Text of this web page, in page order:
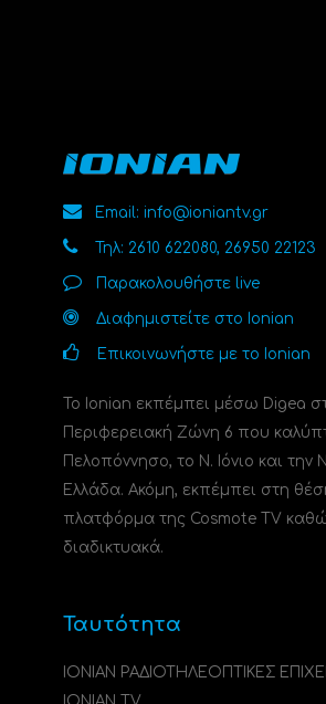
Email: info@ioniantv.gr
Τηλ: 2610 622080, 26950 22123
Παρακολουθήστε live
Διαφημιστείτε στο Ionian
Επικοινωνήστε με το Ionian
Το Ionian εκπέμπει μέσω Digea
Περιφερειακή Ζώνη 6 που
Πελοπόννησο, το N. Ιόνιο και την
Ελλάδα. Ακόμη, εκπέμπει στη
πλατφόρμα της Cosmote TV
διαδικτυακά.
Ταυτότητα
ΙΟΝΙΑΝ ΡΑΔΙΟΤΗΛΕΟΠΤΙΚΕΣ